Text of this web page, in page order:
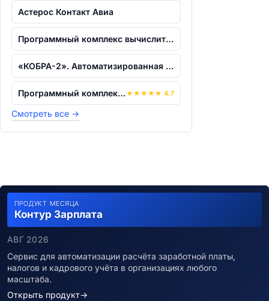
Астерос Контакт Авиа
Программный комплекс вычислительной аэ...
«КОБРА-2». Автоматизированная система...
Программный комплекс "RDT-line"★ ★ ★ ★ ★ 4.7
Смотреть все →
ПРОДУКТ МЕСЯЦА
Контур Зарплата
АВГ 2026
Сервис для автоматизации расчёта заработной платы,
налогов и кадрового учёта в организациях любого
масштаба.
Открыть продукт→